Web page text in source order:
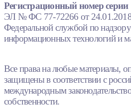
Регистрационный номер серии
ЭЛ № ФС 77-72266 от 24.01.2018.
Федеральной службой по надзору
информационных технологий и
Все права на любые материалы,
защищены в соответствии с
международным
собственности.